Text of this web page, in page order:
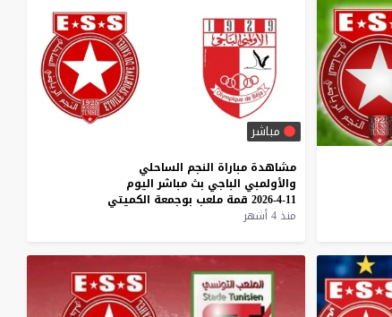
مباشر
مشاهدة مباراة النجم الساحلي
والأولمبي الباجي بث مباشر اليوم
11-4-2026
قمة ملعب بوجمعة الكميتي
منذ 4 أشهر